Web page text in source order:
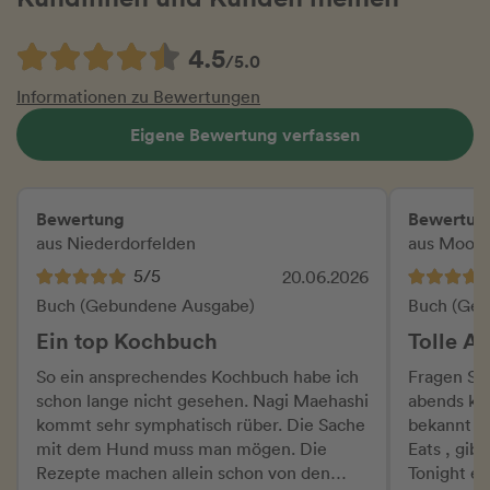
4.5/5.0
Informationen zu Bewertungen
Eigene Bewertung verfassen
Bewertung
aus Niederdorfelden
5/5
20.06.2026
Buch (Gebundene Ausgabe)
Ein top Kochbuch
So ein ansprechendes Kochbuch habe ich
schon lange nicht gesehen. Nagi Maehashi
kommt sehr symphatisch rüber. Die Sache
mit dem Hund muss man mögen. Die
Rezepte machen allein schon von den
aus
Buch
Tolle
Fragen
abends
bekannt
Eats ,
Tonight